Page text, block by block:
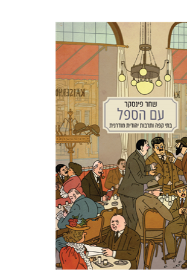
שחר פינסקר
מתן קמינר
הנחת אתר ספר מודפס
$42
$38